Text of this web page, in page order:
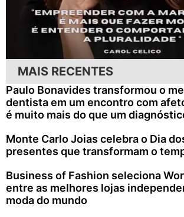
MAIS RECENTES
Paulo Bonavides transformou o
dentista em um encontro com
é muito mais do que um
Monte Carlo Joias celebra o Dia
presentes que transformam o
Business of Fashion seleciona
entre as melhores lojas
moda do mundo